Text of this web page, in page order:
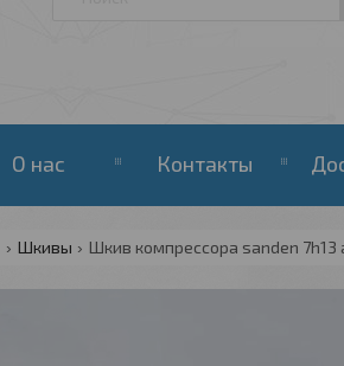
О нас Контакты
Шкивы Шкив компрессора sanden 7h13